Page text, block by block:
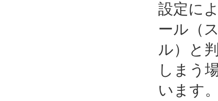
設定に
ール（
ル）と
しまう
います